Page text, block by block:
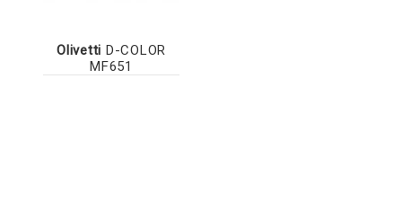
Olivetti D-COLOR
MF651